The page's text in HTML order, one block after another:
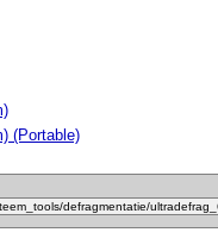
(Portable)